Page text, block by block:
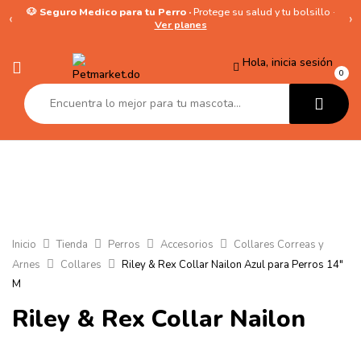
‹ 🐶 Seguro Medico para tu Perro ·Protege su salud y tu bolsillo ·
Ver planes
›
Hola, inicia sesión
0
Inicio Tienda Perros Accesorios
Collares Correas y
Arnes
Collares
Riley & Rex Collar Nailon Azul para Perros 14″
M
Riley & Rex Collar Nailon